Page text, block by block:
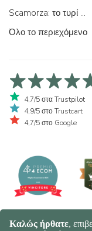
Scamorza: το τυρί ...
Όλο το περιεχόμενο
4,7/5 στα Trustpilot
4,9/5 στο Trustcart
4,7/5 στο Google
© 2026 Spaghetti e